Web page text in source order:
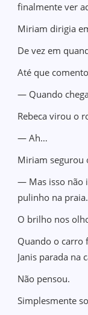
finalmente ver
Miriam dirigia
De vez em
Até que
— Quando
Rebeca virou o
— Ah…
Miriam segurou
— Mas isso não
pulinho na praia.
O brilho nos
Quando o carro
Janis parada na
Não pensou.
Simplesmente